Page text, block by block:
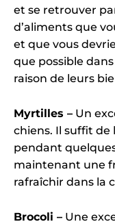
et se retrouver
d’aliments que
et que vous
que possible
raison de leurs
Myrtilles – Un
chiens. Il suffit
pendant
maintenant une
rafraîchir dans la
Brocoli – Une